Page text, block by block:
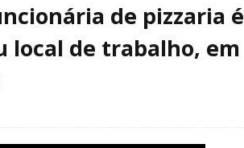
de pizzaria é
local de trabalho, em